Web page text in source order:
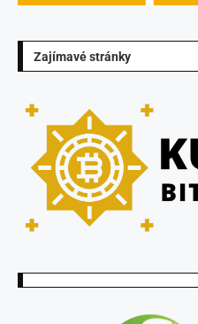
Zajímavé stránky